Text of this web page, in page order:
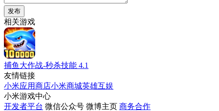
发布
相关游戏
捕鱼大作战-秒杀技能 4.1
友情链接
小米应用商店小米商城英雄互娱
小米游戏中心
开发者平台 微信公众号 微博主页 商务合作